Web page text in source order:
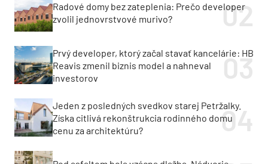
Radové domy bez zateplenia: Prečo developer
zvolil jednovrstvové murivo?
Prvý developer, ktorý začal stavať kancelárie: HB
Reavis zmenil biznis model a nahneval
investorov
Jeden z posledných svedkov starej Petržalky.
Získa citlivá rekonštrukcia rodinného domu
cenu za architektúru?